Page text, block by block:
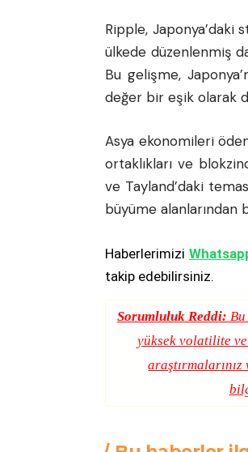
Ripple, Japonya’daki
ülkede düzenlenmiş
Bu gelişme,
değer bir eşik olarak
Asya ekonomileri
ortaklıkları ve
ve Tayland’daki
büyüme
Haberlerimizi
takip edebilirsiniz.
Sorumluluk Reddi:
yüksek volatilite ve